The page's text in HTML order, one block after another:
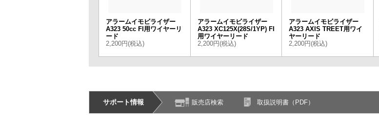
アラームイモビライザー
A323 50cc FI用ワイヤーリ
ード
2,200円(税込)
アラームイモビライザー
A323 XC125X(28S/1YP) FI
用ワイヤーリード
2,200円(税込)
アラームイモビライザー
A323 AXIS TREET用ワイ
ヤーリード
2,200円(税込)
サポート情報 販売店検索 取扱説明書（PDF）